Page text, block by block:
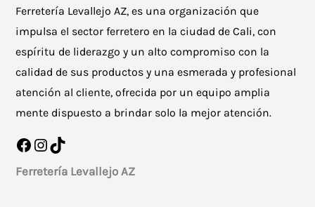
Ferretería Levallejo AZ, es una organización que
impulsa el sector ferretero en la ciudad de Cali, con
espíritu de liderazgo y un alto compromiso con la
calidad de sus productos y una esmerada y profesional
atención al cliente, ofrecida por un equipo amplia
mente dispuesto a brindar solo la mejor atención.
Facebook
Instagram
TikTok
Ferretería Levallejo AZ